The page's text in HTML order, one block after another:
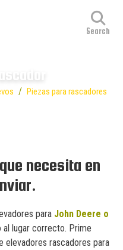
/ Piezas para rascadores
necesita en
para John Deere o
al lugar correcto. Prime
elevadores rascadores para